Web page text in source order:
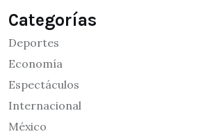
Categorías
Deportes
Economía
Espectáculos
Internacional
México